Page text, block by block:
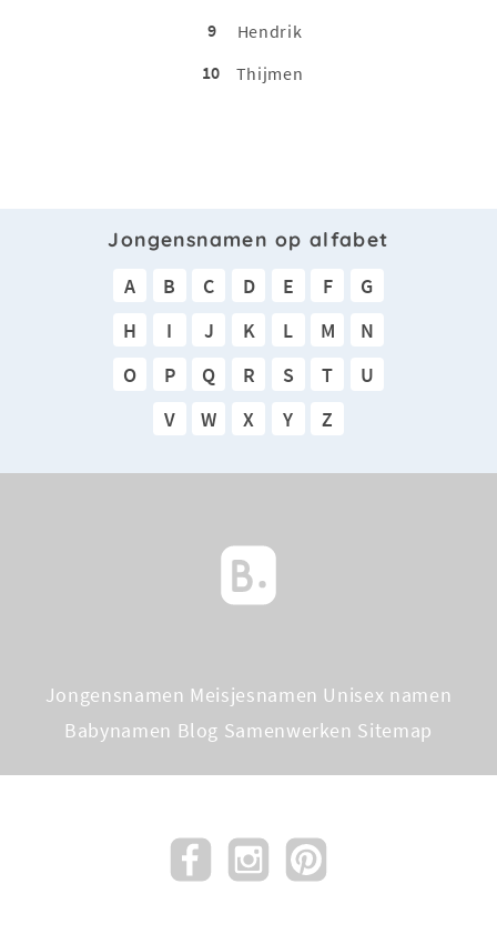
9
Hendrik
10
Thijmen
Jongensnamen op alfabet
A B C D E F
G
H
I J K L M
N
O
P Q R S T
U
V
W X Y Z
Jongensnamen Meisjesnamen Unisex namen
Babynamen Blog Samenwerken Sitemap